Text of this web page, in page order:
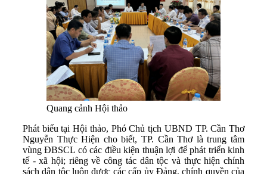
Quang cảnh Hội thảo
Phát biểu tại Hội thảo, Phó Chủ tịch UBND TP. Cần Thơ
Nguyễn Thực Hiện cho biết, TP. Cần Thơ là trung tâm
vùng ĐBSCL có các điều kiện thuận lợi để phát triển kinh
tế - xã hội; riêng về công tác dân tộc và thực hiện chính
sách dân tộc luôn được các cấp ủy Đảng, chính quyền của